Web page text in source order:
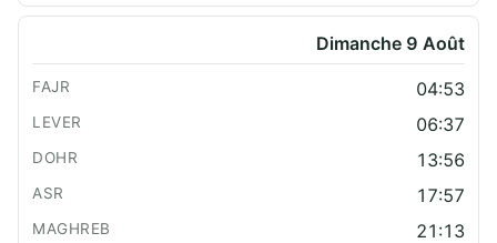
Dimanche 9 Août
04:53
06:37
13:56
17:57
21:13